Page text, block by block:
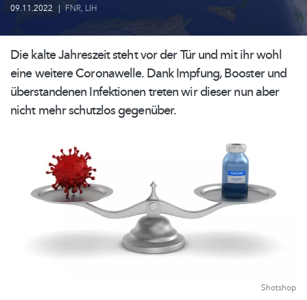
09.11.2022 | FNR, LIH
Die kalte Jahreszeit steht vor der Tür und mit ihr wohl
eine weitere Coronawelle. Dank Impfung, Booster und
überstandenen Infektionen treten wir dieser nun aber
nicht mehr schutzlos gegenüber.
Shotshop